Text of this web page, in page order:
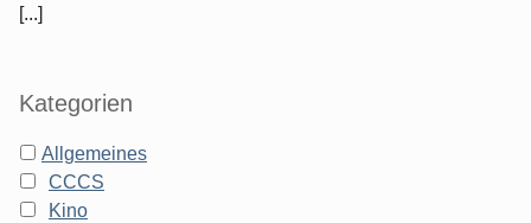
[...]
Kategorien
Allgemeines
CCCS
Kino